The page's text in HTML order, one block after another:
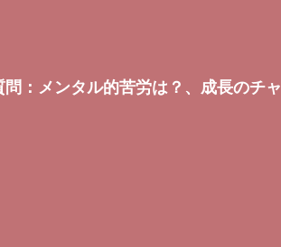
：メンタル的苦労は？、成長のチ